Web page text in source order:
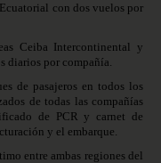
con dos vuelos por
Ceiba Intercontinental y
diarios por compañía.
de pasajeros en todos los
de todas las compañías
de PCR y carnet de
y el embarque.
entre ambas regiones del